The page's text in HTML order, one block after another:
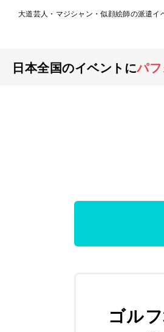
大道芸人・マジシャン・似顔絵師の派遣イ
日本全国のイベントにパ
ゴル